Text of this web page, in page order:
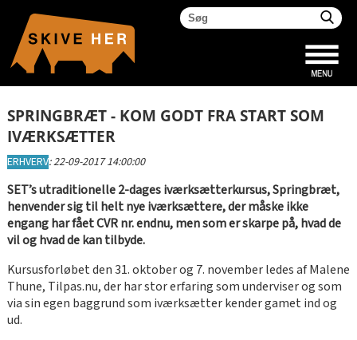
SPRINGBRÆT - KOM GODT FRA START SOM
IVÆRKSÆTTER
ERHVERV:22-09-2017 14:00:00
SET’s utraditionelle 2-dages iværksætterkursus, Springbræt,
henvender sig til helt nye iværksættere, der måske ikke
engang har fået CVR nr. endnu, men som er skarpe på, hvad de
vil og hvad de kan tilbyde.
Kursusforløbet den 31. oktober og 7. november ledes af Malene
Thune, Tilpas.nu, der har stor erfaring som underviser og som
via sin egen baggrund som iværksætter kender gamet ind og
ud.